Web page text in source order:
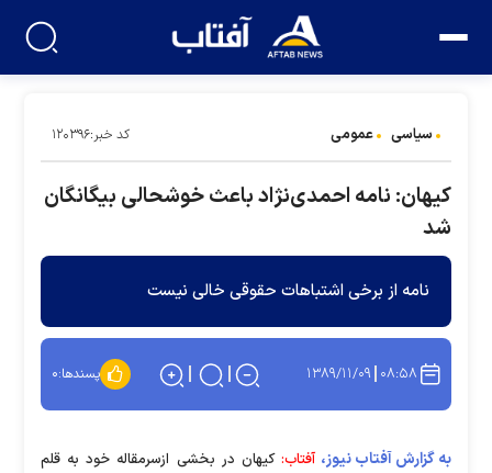
سیاسی عمومی کد خبر:۱۲۰۳۹۶
کیهان: نامه احمدی‌نژاد باعث خوشحالی بیگانگان
شد
نامه از برخی اشتباهات حقوقی خالی نیست
۰۸:۵۸ ۱۳۸۹/۱۱/۰۹ پسندها:۰
به گزارش آفتاب نیوز، آفتاب: کیهان در بخشی ازسرمقاله خود به قلم